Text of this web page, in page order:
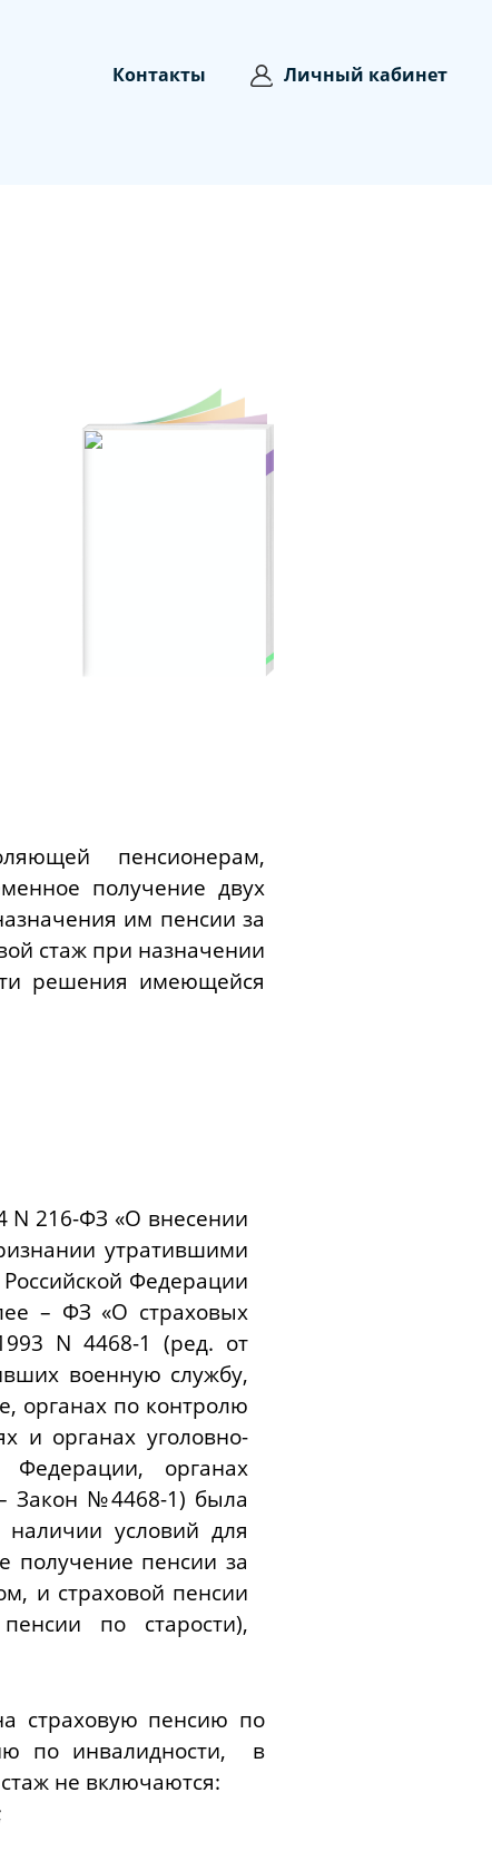
Контакты Личный кабинет
пенсионерам,
получение двух
им пенсии за
стаж при назначении
решения имеющейся
N 216-ФЗ «О внесении
утратившими
Федерации
– ФЗ «О страховых
N 4468-1 (ред. от
военную службу,
органах по контролю
и органах уголовно-
Федерации, органах
Закон №4468-1) была
наличии условий для
получение пенсии за
, и страховой пенсии
по старости),
страховую пенсию по
по инвалидности, в
не включаются: